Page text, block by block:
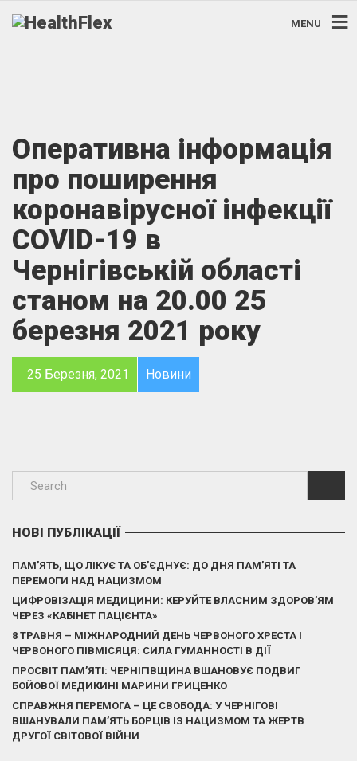
MENU
Оперативна інформація
про поширення
коронавірусної інфекції
COVID-19 в
Чернігівській області
станом на 20.00 25
березня 2021 року
25 Березня, 2021 Новини
НОВІ ПУБЛІКАЦІЇ
ПАМ’ЯТЬ, ЩО ЛІКУЄ ТА ОБ’ЄДНУЄ: ДО ДНЯ ПАМ’ЯТІ ТА
ПЕРЕМОГИ НАД НАЦИЗМОМ
ЦИФРОВІЗАЦІЯ МЕДИЦИНИ: КЕРУЙТЕ ВЛАСНИМ ЗДОРОВ’ЯМ
ЧЕРЕЗ «КАБІНЕТ ПАЦІЄНТА»
8 ТРАВНЯ – МІЖНАРОДНИЙ ДЕНЬ ЧЕРВОНОГО ХРЕСТА І
ЧЕРВОНОГО ПІВМІСЯЦЯ: СИЛА ГУМАННОСТІ В ДІЇ
ПРОСВІТ ПАМ’ЯТІ: ЧЕРНІГІВЩИНА ВШАНОВУЄ ПОДВИГ
БОЙОВОЇ МЕДИКИНІ МАРИНИ ГРИЦЕНКО
СПРАВЖНЯ ПЕРЕМОГА – ЦЕ СВОБОДА: У ЧЕРНІГОВІ
ВШАНУВАЛИ ПАМ’ЯТЬ БОРЦІВ ІЗ НАЦИЗМОМ ТА ЖЕРТВ
ДРУГОЇ СВІТОВОЇ ВІЙНИ